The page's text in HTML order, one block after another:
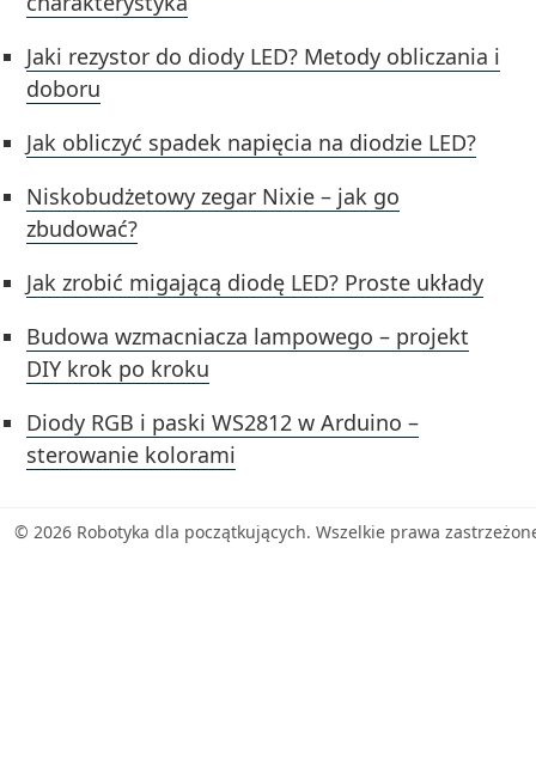
Jaki rezystor do diody LED? Metody obliczania i
doboru
Jak obliczyć spadek napięcia na diodzie LED?
Niskobudżetowy zegar Nixie – jak go
zbudować?
Jak zrobić migającą diodę LED? Proste układy
Budowa wzmacniacza lampowego – projekt
DIY krok po kroku
Diody RGB i paski WS2812 w Arduino –
sterowanie kolorami
© 2026 Robotyka dla początkujących. Wszelkie prawa